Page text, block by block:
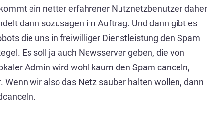
ein netter erfahrener Nutznetzbenutzer daher
dann sozusagen im Auftrag. Und dann gibt es
die uns in freiwilliger Dienstleistung den Spam
Es soll ja auch Newsserver geben, die von
Admin wird wohl kaum den Spam canceln,
wir also das Netz sauber halten wollen, dann